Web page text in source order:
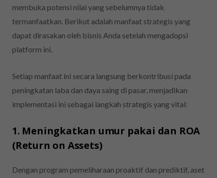
membuka potensi nilai yang sebelumnya tidak
termanfaatkan. Berikut adalah manfaat strategis yang
dapat dirasakan oleh bisnis Anda setelah mengadopsi
platform ini.
Setiap manfaat ini secara langsung berkontribusi pada
peningkatan laba dan daya saing di pasar, menjadikan
implementasi ini sebagai langkah strategis yang vital:
1. Meningkatkan umur pakai dan ROA
(Return on Assets)
Dengan program pemeliharaan proaktif dan prediktif, aset